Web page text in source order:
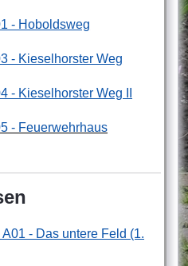
- Hoboldsweg
- Kieselhorster Weg
- Kieselhorster Weg II
- Feuerwehrhaus
- Das untere Feld (1.